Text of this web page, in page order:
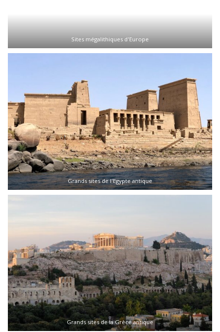
Sites mégalithiques d'Europe
Grands sites de l'Egypte antique
Grands sites de la Grèce antique